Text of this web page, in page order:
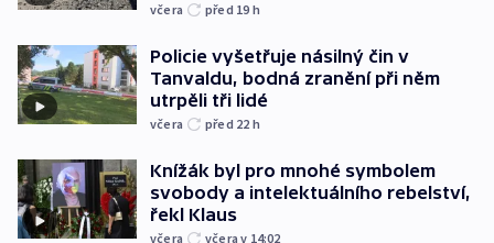
včera před 19 h
Policie vyšetřuje násilný čin v
Tanvaldu, bodná zranění při něm
utrpěli tři lidé
včera před 22 h
Knížák byl pro mnohé symbolem
svobody a intelektuálního rebelství,
řekl Klaus
včera včera v 14:02